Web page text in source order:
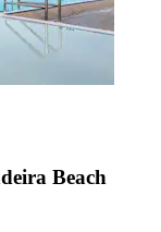
Beach